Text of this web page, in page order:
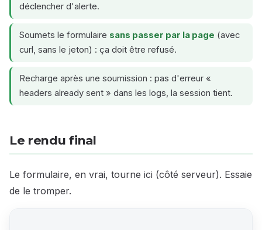
déclencher d'alerte.
Soumets le formulaire sans passer par la page (avec
curl, sans le jeton) : ça doit être refusé.
Recharge après une soumission : pas d'erreur «
headers already sent » dans les logs, la session tient.
Le rendu final
Le formulaire, en vrai, tourne ici (côté serveur). Essaie
de le tromper.